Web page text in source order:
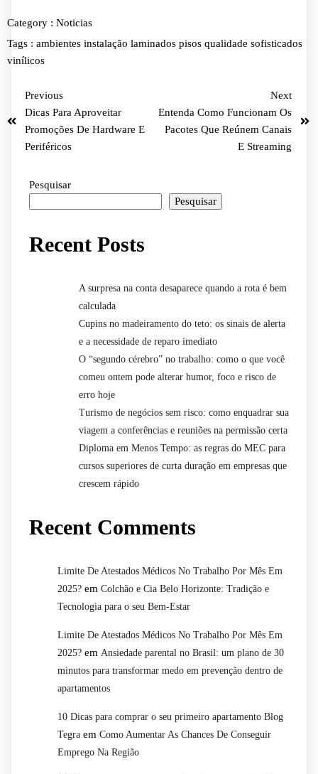
Category : Noticias
Tags : ambientes instalação laminados pisos qualidade sofisticados
vinílicos
Previous
Dicas Para Aproveitar
Promoções De Hardware E
Periféricos
Next
Entenda Como Funcionam Os
Pacotes Que Reúnem Canais
E Streaming
Pesquisar
Pesquisar
Recent Posts
A surpresa na conta desaparece quando a rota é bem
calculada
Cupins no madeiramento do teto: os sinais de alerta
e a necessidade de reparo imediato
O “segundo cérebro” no trabalho: como o que você
comeu ontem pode alterar humor, foco e risco de
erro hoje
Turismo de negócios sem risco: como enquadrar sua
viagem a conferências e reuniões na permissão certa
Diploma em Menos Tempo: as regras do MEC para
cursos superiores de curta duração em empresas que
crescem rápido
Recent Comments
Limite De Atestados Médicos No Trabalho Por Mês Em
2025? em Colchão e Cia Belo Horizonte: Tradição e
Tecnologia para o seu Bem-Estar
Limite De Atestados Médicos No Trabalho Por Mês Em
2025? em Ansiedade parental no Brasil: um plano de 30
minutos para transformar medo em prevenção dentro de
apartamentos
10 Dicas para comprar o seu primeiro apartamento Blog
Tegra em Como Aumentar As Chances De Conseguir
Emprego Na Região